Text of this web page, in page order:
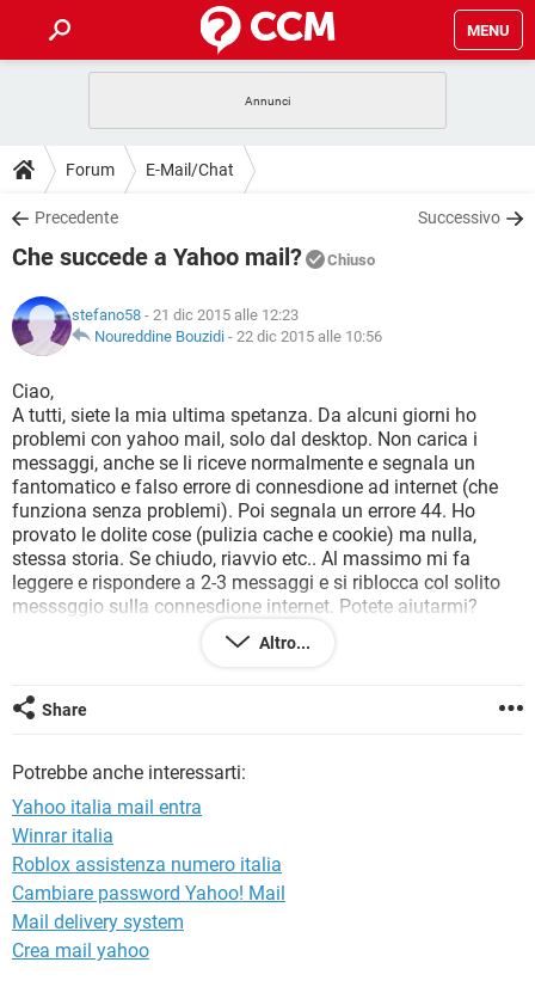
MENU
INTRATTENIMENTO
iOS
INSTAGRAM WHATSAPP
TIKTOK
HARDWARE
GUIDE
COVID-19
INSTAGRAM WHATSAPP
TIKTOK
HARDWARE
DOWNLOAD
COVID-19 GAMING
INTRATTENIMENTO
iOS WINDOWS 10
INSTAGRAM
TIKTOK FACEBOOK
HARDWARE
COVID-19 GAMING
INTRATTENIMENTO
iOS
INSTAGRAM WHATSAPP
TIKTOK FACEBOOK
HARDWARE
GLOSSARIO
COVID-19
INTRATTENIMENTO ANDROID
iOS WINDOWS 10
INSTAGRAM WHATSAPP
TIKTOK FACEBOOK
HARDWARE
Forum E-Mail/Chat
Precedente Successivo
Che succede a Yahoo mail? Chiuso
stefano58 - 21 dic 2015 alle 12:23
Noureddine Bouzidi - 22 dic 2015 alle 10:56
Ciao,
A tutti, siete la mia ultima spetanza. Da alcuni giorni ho
problemi con yahoo mail, solo dal desktop. Non carica i
messaggi, anche se li riceve normalmente e segnala un
fantomatico e falso errore di connesdione ad internet (che
funziona senza problemi). Poi segnala un errore 44. Ho
provato le dolite cose (pulizia cache e cookie) ma nulla,
stessa storia. Se chiudo, riavvio etc.. Al massimo mi fa
leggere e rispondere a 2-3 messaggi e si riblocca col solito
messsggio sulla connesdione internet. Potete aiutarmi?
Dover cambiare mail sarebbe un bel guaio. Grazie a tutti
Altro...
Share
Potrebbe anche interessarti:
Yahoo italia mail entra
Winrar italia
Roblox assistenza numero italia
Cambiare password Yahoo! Mail
Mail delivery system
Crea mail yahoo